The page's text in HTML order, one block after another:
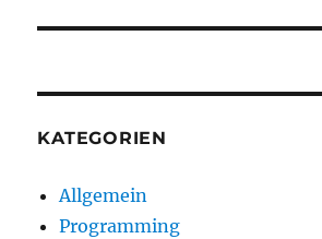
KATEGORIEN
Allgemein
Programming